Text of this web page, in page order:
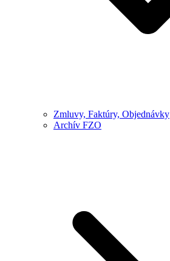
Zmluvy, Faktúry, Objednávky
Archív FZO